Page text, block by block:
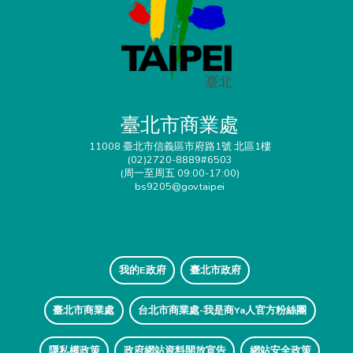
臺北市商業處
11008 臺北市信義區市府路1號 北區1樓
(02)2720-8889#6503
(周一至周五 09:00-17:00)
bs9205@gov.taipei
我的E政府 臺北市政府
臺北市商業處 台北市商業處-我是商Ya人官方粉絲團